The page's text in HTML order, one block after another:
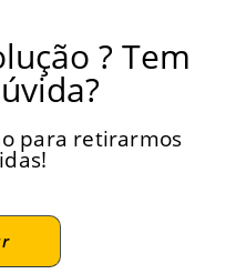
? Tem
para retirarmos